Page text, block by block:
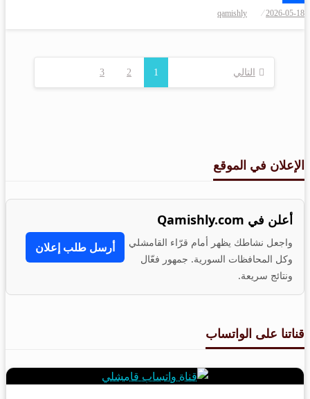
Share
في
2026-05-18
qamishly
تعدد
1
2
3 التالي
الإعلان في الموقع
أعلن في Qamishly.com
واجعل نشاطك يظهر أمام قرّاء القامشلي
وكل المحافظات السورية. جمهور فعّال
ونتائج سريعة.
أرسل طلب إعلان
قناتنا على الواتساب